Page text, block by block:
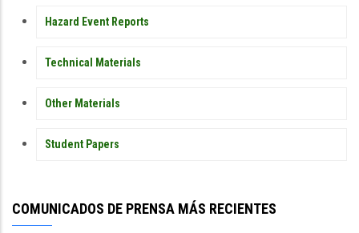
Hazard Event Reports
Technical Materials
Other Materials
Student Papers
COMUNICADOS DE PRENSA MÁS RECIENTES